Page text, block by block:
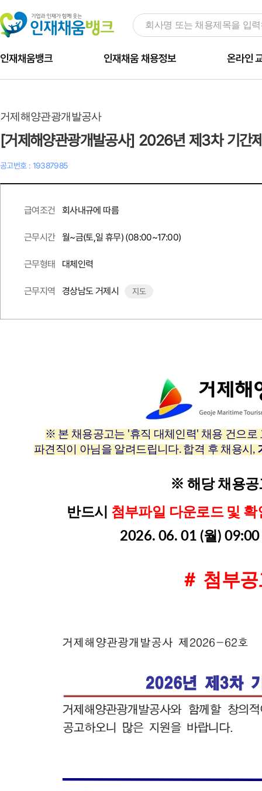
인재채움뱅크 인재채움 채용정보 온라인
거제해양관광개발공사
[거제해양관광개발공사] 2026년 제3차 기간
공고번호 : 19387985
급여조건 회사내규에 따름
근무시간 월~금(토,일 휴무) (08:00~17:00)
근무형태 대체인력
근무지역 경상남도 거제시 지도
※ 본 채용공고는 '휴직 대체인력' 채용 건으
파견직이 아님을 알려드립니다. 합격 후 채용시,
※ 해당 채용
반드시 첨부파일 다운로드 및
2026. 06. 01 (월)
＃ 첨부